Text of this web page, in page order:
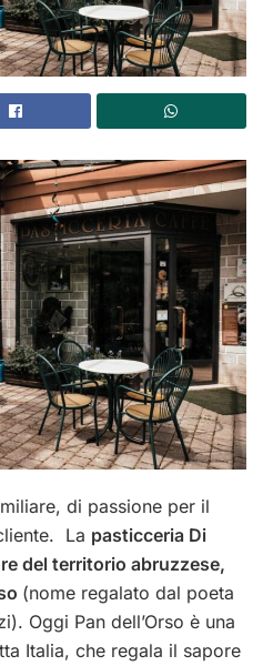
di passione per il
La pasticceria Di
del territorio abruzzese,
(nome regalato dal poeta
Oggi Pan dell’Orso è una
Italia, che regala il sapore